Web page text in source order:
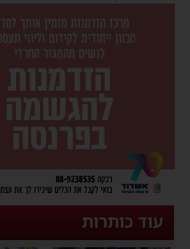
עוד כותרות